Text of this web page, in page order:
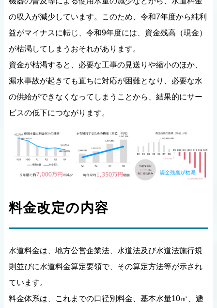
の収入が減少しています。このため、令和7年度から純利
益がマイナスに転じ、令和9年度には、資金残高（現金）
が枯渇してしまうおそれがあります。
資金が枯渇すると、必要な工事の見送りや縮小のほか、
漏水事故が起きても直ちに対応が困難となり、必要な水
の供給ができなくなってしまうことから、結果的にサー
ビスの低下につながります。
料金改定の内容
水道料金は、地方公営企業法、水道法及び水道法施行規
則並びに水道料金算定要領で、その算定方法等が示され
ています。
料金体系は、これまでの口径別料金、基本水量10㎥、逓